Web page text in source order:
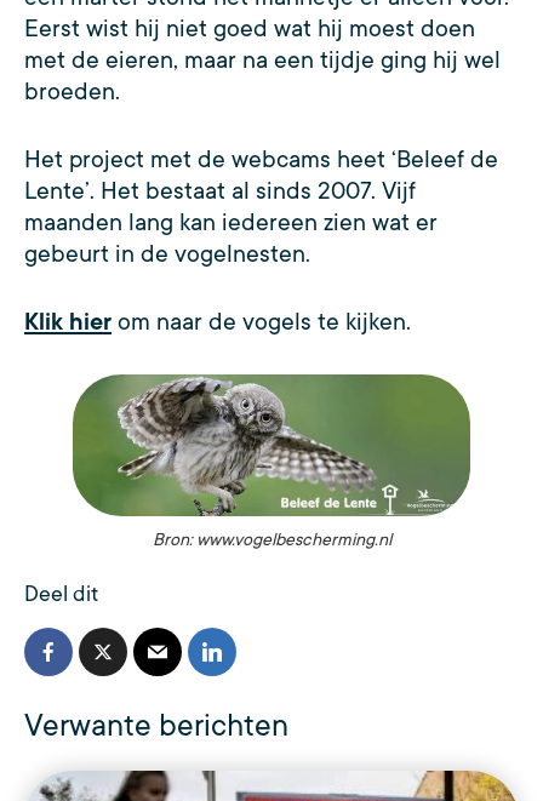
Eerst wist hij niet goed wat hij moest doen
met de eieren, maar na een tijdje ging hij wel
broeden.
Het project met de webcams heet ‘Beleef de
Lente’. Het bestaat al sinds 2007. Vijf
maanden lang kan iedereen zien wat er
gebeurt in de vogelnesten.
Klik hier om naar de vogels te kijken.
Bron: www.vogelbescherming.nl
Deel dit
Verwante berichten